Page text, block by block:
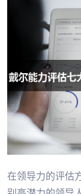
在领导力的评估